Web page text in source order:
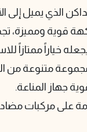
الذي يميل إلى
قوية ومميزة،
يجعله خياراً
متنوعة من
جهاز المناعة.
على مركبات